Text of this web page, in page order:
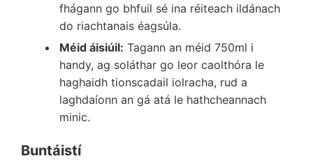
fhágann go bhfuil sé ina réiteach ildánach
do riachtanais éagsúla.
Méid áisiúil: Tagann an méid 750ml i
handy, ag soláthar go leor caolthóra le
haghaidh tionscadail iolracha, rud a
laghdaíonn an gá atá le hathcheannach
minic.
Buntáistí